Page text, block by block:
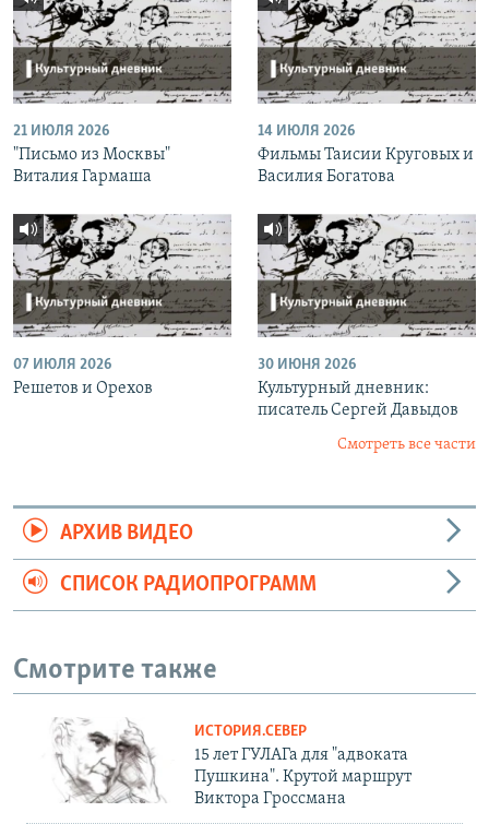
21 ИЮЛЯ 2026
"Письмо из Москвы"
Виталия Гармаша
14 ИЮЛЯ 2026
Фильмы Таисии Круговых и
Василия Богатова
07 ИЮЛЯ 2026
Решетов и Орехов
30 ИЮНЯ 2026
Культурный дневник:
писатель Сергей Давыдов
Смотреть все части
АРХИВ ВИДЕО
СПИСОК РАДИОПРОГРАММ
Смотрите также
ИСТОРИЯ.СЕВЕР
15 лет ГУЛАГа для "адвоката
Пушкина". Крутой маршрут
Виктора Гроссмана